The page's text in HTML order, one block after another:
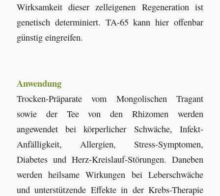
Wirksamkeit dieser zelleigenen Regeneration ist
genetisch determiniert. TA-65 kann hier offenbar
günstig eingreifen.
Anwendung
Trocken-Präparate vom Mongolischen Tragant
sowie der Tee von den Rhizomen werden
angewendet bei körperlicher Schwäche, Infekt-
Anfälligkeit, Allergien, Stress-Symptomen,
Diabetes und Herz-Kreislauf-Störungen. Daneben
werden heilsame Wirkungen bei Leberschwäche
und unterstützende Effekte in der Krebs-Therapie